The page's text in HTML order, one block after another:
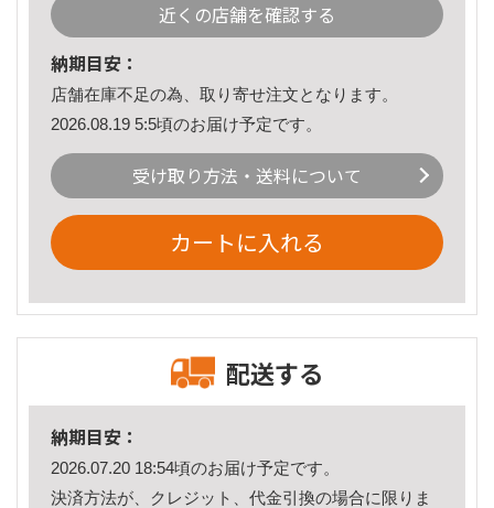
近くの店舗を確認する
納期目安：
店舗在庫不足の為、取り寄せ注文となります。
2026.08.19 5:5頃のお届け予定です。
受け取り方法・送料について
カートに入れる
配送する
納期目安：
2026.07.20 18:54頃のお届け予定です。
決済方法が、クレジット、代金引換の場合に限りま